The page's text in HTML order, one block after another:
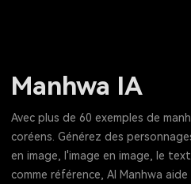
Manhwa IA
Avec plus de 60 exemples de
coréens. Générez des
en image, l'image en image, le
comme référence, AI Manhwa